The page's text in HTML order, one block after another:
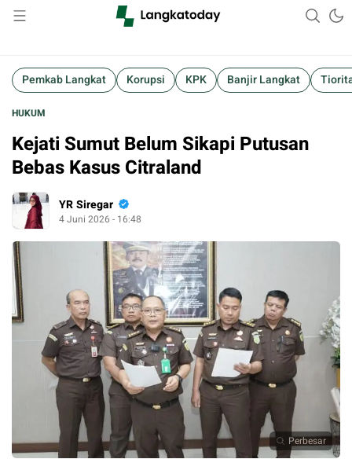
Langkatoday.com
Suara Lokal, Informasi Global
Pemkab Langkat Korupsi KPK Banjir Langkat
HUKUM
Kejati Sumut Belum Sikapi Putusan
Bebas Kasus Citraland
YR Siregar
4 Juni 2026 - 16:48
Perbesar